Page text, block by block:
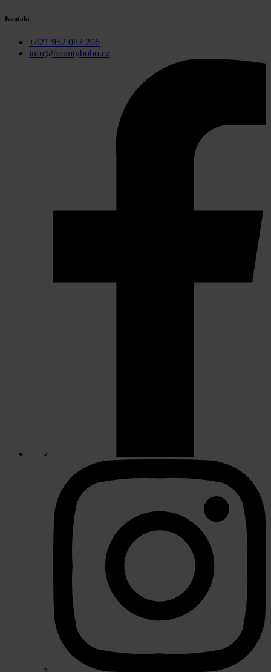
Kontakt
+421 952 082 206
info@bountyboho.cz